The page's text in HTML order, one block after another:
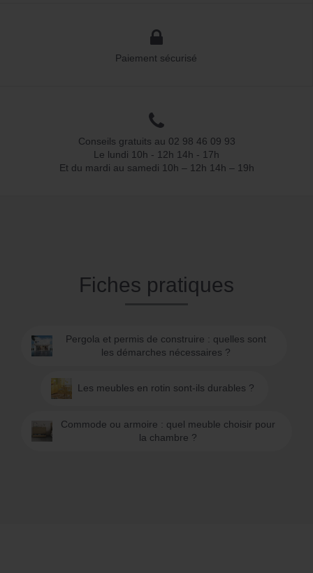
Paiement sécurisé
Conseils gratuits au 02 98 46 09 93
Le lundi 10h - 12h 14h - 17h
Et du mardi au samedi 10h – 12h 14h – 19h
Fiches pratiques
Pergola et permis de construire : quelles sont
les démarches nécessaires ?
Les meubles en rotin sont-ils durables ?
Commode ou armoire : quel meuble choisir pour
la chambre ?